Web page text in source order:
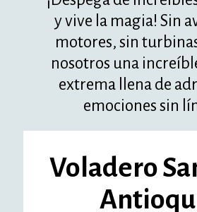
y vive la magia! Sin
motores, sin
nosotros una
extrema llena de
emociones sin
Voladero